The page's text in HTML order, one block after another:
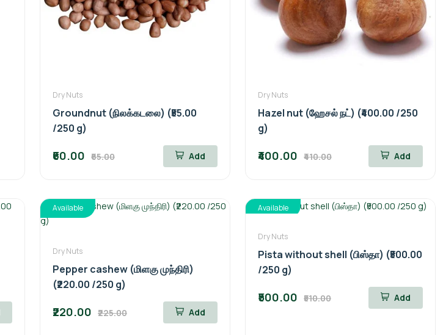
Dry Nuts
Groundnut (நிலக்கடலை) (₹55.00
/250 g)
₹60.00 ₹65.00 Add
Dry Nuts
Hazel nut (ஹேசல் நட்) (₹400.00 /250
g)
₹400.00 ₹410.00 Add
Available
Dry Nuts
Pepper cashew (மிளகு முந்திரி)
(₹220.00 /250 g)
₹220.00 ₹225.00 Add
Available
Dry Nuts
Pista without shell (பிஸ்தா) (₹500.00
/250 g)
₹500.00 ₹510.00 Add